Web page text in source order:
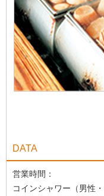
DATA
営業時間：
コインシャワー（男性